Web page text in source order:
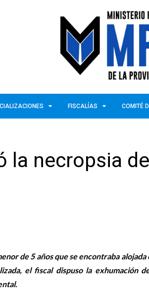
FISCALÍAS COMITÉ
la necropsia
de 5 años que se encontraba alojada
el fiscal dispuso la exhumación